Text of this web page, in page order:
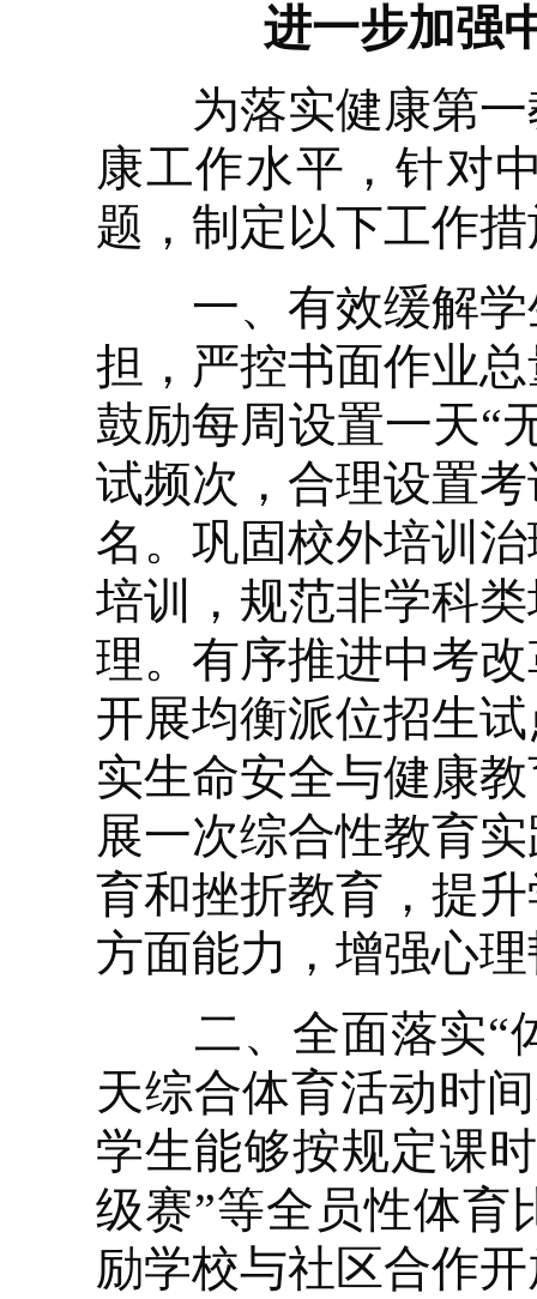
进一步加强
为落实健康第一
康工作水平，针对
题，制定以下工作
一、有效缓解学
担，严控书面作业
鼓励每周设置一天“
试频次，合理设置
名。巩固校外培训
培训，规范非学科
理。有序推进中考
开展均衡派位招生
实生命安全与健康
展一次综合性教育
育和挫折教育，提
方面能力，增强心
二、全面落实“体
天综合体育活动时
学生能够按规定课
级赛”等全员性体育
励学校与社区合作